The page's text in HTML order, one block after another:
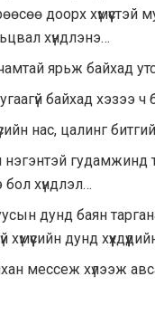
доорх хүмүүстэй
хүндлэнэ…
ярьж байхад
байхад хэзээ
нас, цалинг
нэгэнтэй гудамжинд
бол хүндлэл…
дунд баян
хүмүүсийн дунд
мессеж хүлээж